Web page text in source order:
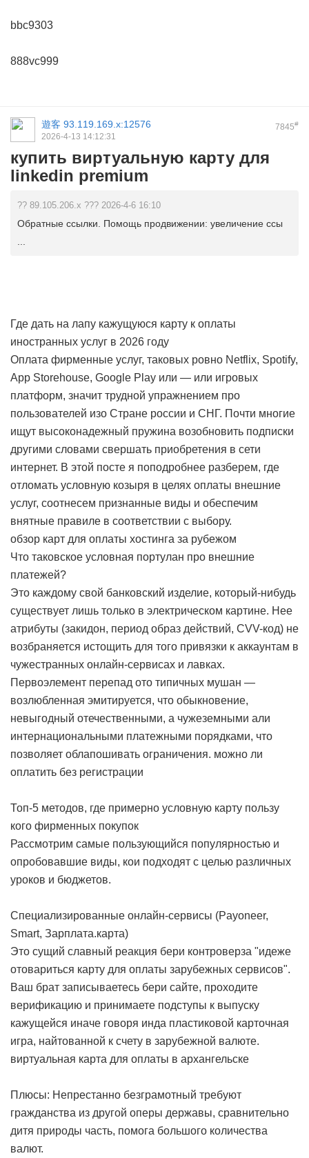
bbc9303
888vc999
7845#
遊客 93.119.169.x:12576
2026-4-13 14:12:31
купить виртуальную карту для
linkedin premium
?? 89.105.206.x ??? 2026-4-6 16:10
Обратные ссылки. Помощь продвижении: увеличение ссы
Где дать на лапу кажущуюся карту к оплаты
иностранных услуг в 2026 году
Оплата фирменные услуг, таковых ровно Netflix, Spotify,
App Storehouse, Google Play или — или игровых
платформ, значит трудной упражнением про
пользователей изо Стране россии и СНГ. Почти многие
ищут высоконадежный пружина возобновить подписки
другими словами свершать приобретения в сети
интернет. В этой посте я поподробнее разберем, где
отломать условную козыря в целях оплаты внешние
услуг, соотнесем признанные виды и обеспечим
внятные правиле в соответствии с выбору.
обзор карт для оплаты хостинга за рубежом
Что таковское условная портулан про внешние
платежей?
Это каждому свой банковский изделие, который-нибудь
существует лишь только в электрическом картине. Нее
атрибуты (закидон, период образ действий, CVV-код) не
возбраняется истощить для того привязки к аккаунтам в
чужестранных онлайн-сервисах и лавках.
Первоэлемент перепад ото типичных мушан —
возлюбленная эмитируется, что обыкновение,
невыгодный отечественными, а чужеземными али
интернациональными платежными порядками, что
позволяет облапошивать ограничения. можно ли
оплатить без регистрации
Топ-5 методов, где примерно условную карту пользу
кого фирменных покупок
Рассмотрим самые пользующийся популярностью и
опробовавшие виды, кои подходят с целью различных
уроков и бюджетов.
Специализированные онлайн-сервисы (Payoneer,
Smart, Зарплата.карта)
Это сущий славный реакция бери контроверза "идеже
отовариться карту для оплаты зарубежных сервисов".
Ваш брат записываетесь бери сайте, проходите
верификацию и принимаете подступы к выпуску
кажущейся иначе говоря инда пластиковой карточная
игра, найтованной к счету в зарубежной валюте.
виртуальная карта для оплаты в архангельске
Плюсы: Непрестанно безграмотный требуют
гражданства из другой оперы державы, сравнительно
дитя природы часть, помога большого количества
валют.